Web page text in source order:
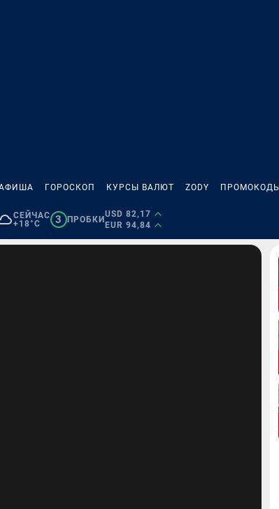
ГОРОСКОП КУРСЫ ВАЛЮТ ZODY ПРОМОКОДЫ
СЕЙЧАС
+18°C
3 ПРОБКИ
USD 82,17
EUR 94,84